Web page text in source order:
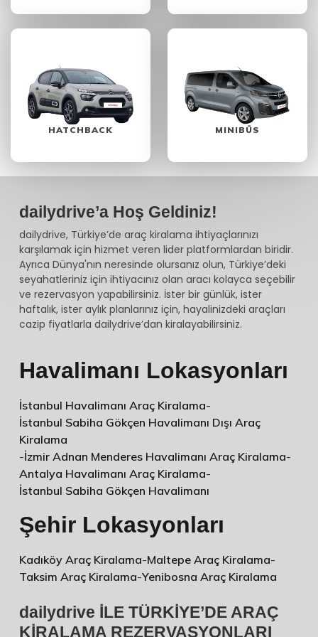
HATCHBACK MINIBÜS
dailydrive’a Hoş Geldiniz!
dailydrive, Türkiye’de araç kiralama ihtiyaçlarınızı
karşılamak için hizmet veren lider platformlardan biridir.
Ayrıca Dünya'nın neresinde olursanız olun, Türkiye’deki
seyahatleriniz için ihtiyacınız olan aracı kolayca seçebilir
ve rezervasyon yapabilirsiniz. İster bir günlük, ister
haftalık, ister aylık planlarınız için, hayalinizdeki araçları
cazip fiyatlarla dailydrive’dan kiralayabilirsiniz.
Havalimanı Lokasyonları
İstanbul Havalimanı Araç Kiralama-
İstanbul Sabiha Gökçen Havalimanı Dışı Araç
Kiralama
-İzmir Adnan Menderes Havalimanı Araç Kiralama-
Antalya Havalimanı Araç Kiralama-
İstanbul Sabiha Gökçen Havalimanı
Şehir Lokasyonları
Kadıköy Araç Kiralama-Maltepe Araç Kiralama-
Taksim Araç Kiralama-Yenibosna Araç Kiralama
dailydrive İLE TÜRKİYE’DE ARAÇ
KİRALAMA REZERVASYONLARI